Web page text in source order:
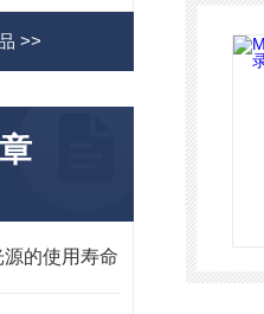
>>
的使用寿命